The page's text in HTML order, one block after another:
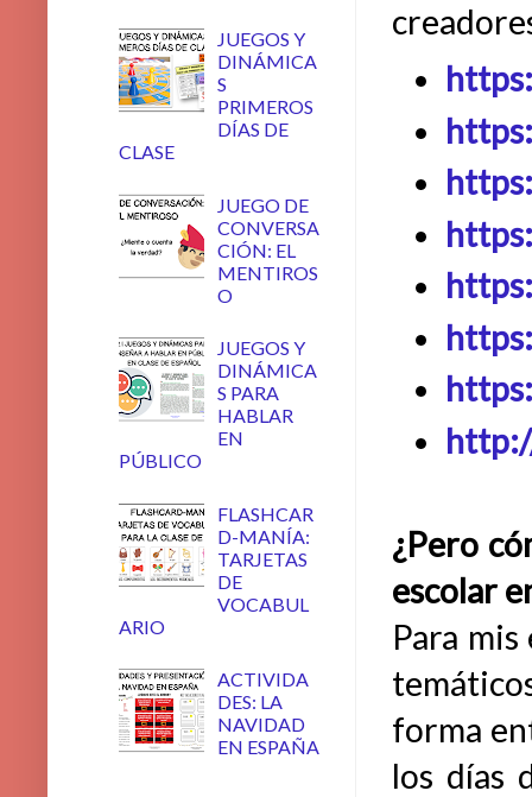
¿Pero
escolar
Para
forma
los días
JUEGOS Y
DINÁMICA
S
PRIMEROS
DÍAS DE
CLASE
JUEGO DE
CONVERSA
CIÓN: EL
MENTIROS
O
JUEGOS Y
DINÁMICA
S PARA
HABLAR
EN
PÚBLICO
FLASHCAR
D-MANÍA:
TARJETAS
DE
VOCABUL
ARIO
ACTIVIDA
DES: LA
NAVIDAD
EN ESPAÑA